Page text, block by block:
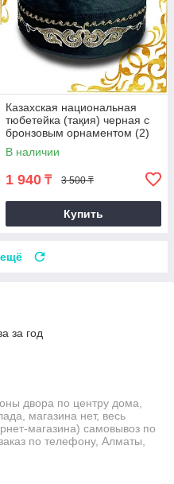
Казахская национальная
тюбетейка (тақия) черная с
бронзовым орнаментом (2)
В наличии
1 940 ₸ 3 500 ₸
Купить
ещё
за год
двора по центру дома,
магазина нет, весь
магазина) самовывоз по
по телефону, Алматы,